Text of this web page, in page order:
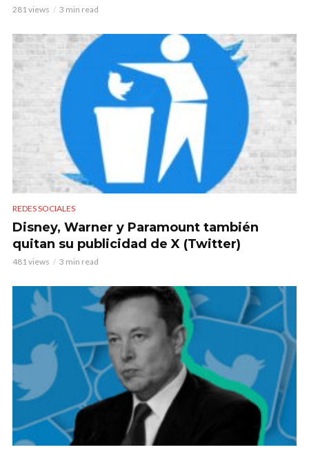
281 views 3 min read
REDES SOCIALES
Disney, Warner y Paramount también
quitan su publicidad de X (Twitter)
481 views 3 min read